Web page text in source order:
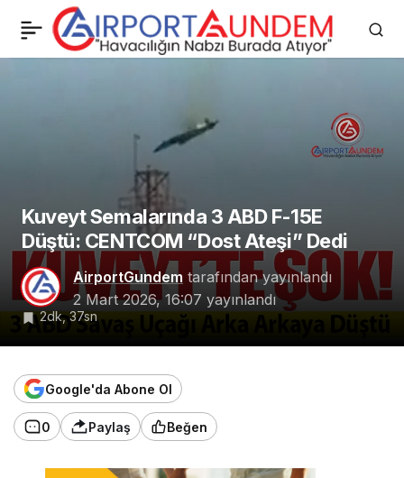
Kuveyt Semalarında 3 ABD F-15E
Düştü: CENTCOM “Dost Ateşi” Dedi
AirportGundem tarafından yayınlandı
2 Mart 2026, 16:07 yayınlandı
2dk, 37sn
Google'da Abone Ol
0 Paylaş Beğen
Pegasus Hava Yolları 0 Paylaş